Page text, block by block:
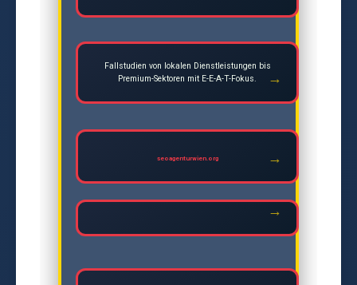
Fallstudien von lokalen Dienstleistungen bis
Premium-Sektoren mit E-E-A-T-Fokus.
seoagenturwien.org